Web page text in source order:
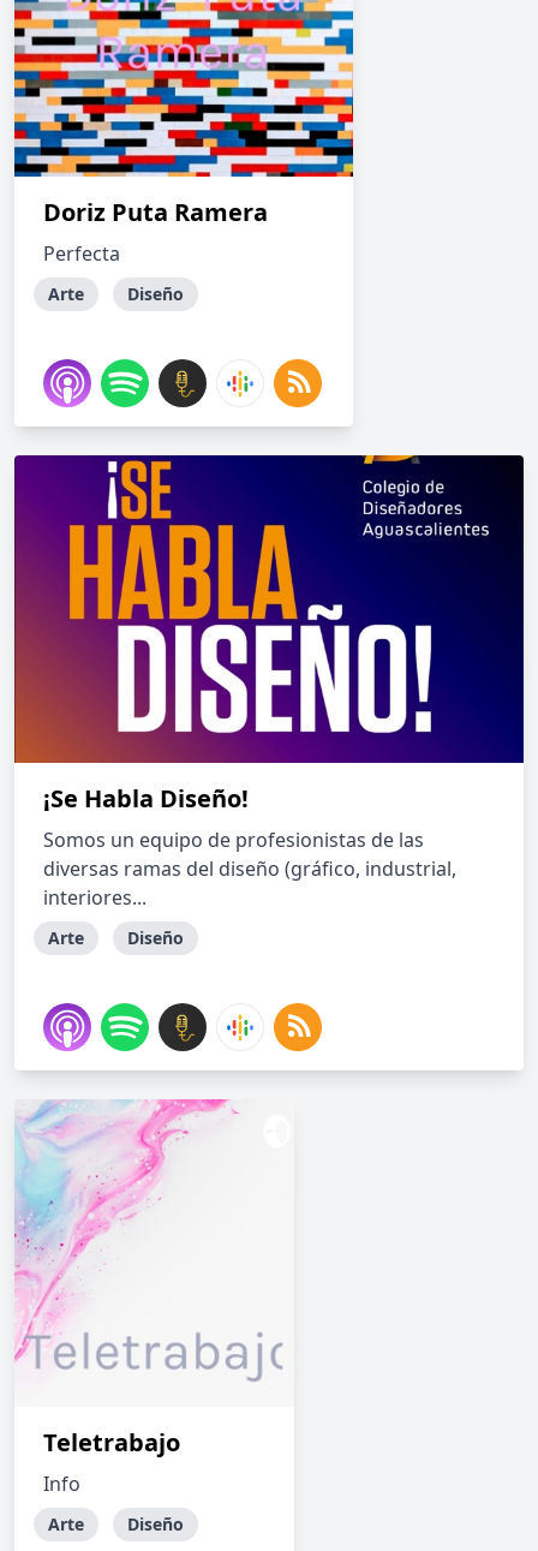
Doriz Puta Ramera
Perfecta
Arte Diseño
¡Se Habla Diseño!
Somos un equipo de profesionistas de las
diversas ramas del diseño (gráfico, industrial,
interiores...
Arte Diseño
Teletrabajo
Info
Arte Diseño